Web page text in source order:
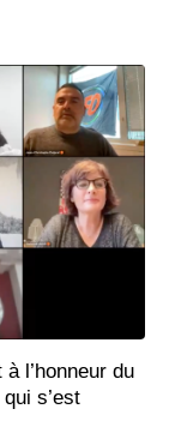
l’honneur du
s’est